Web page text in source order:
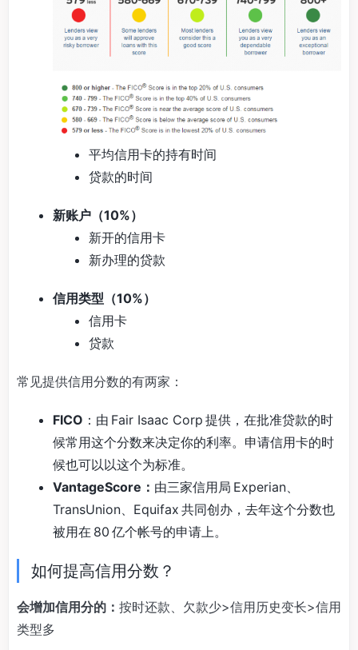
平均信用卡的持有时间
贷款的时间
新账户（10%）
新开的信用卡
新办理的贷款
信用类型（10%）
信用卡
贷款
常见提供信用分数的有两家：
FICO ：由 Fair Isaac Corp 提供，在批准贷款的时
候常用这个分数来决定你的利率。申请信用卡的时
候也可以以这个为标准。
VantageScore： 由三家信用局 Experian、
TransUnion、Equifax 共同创办，去年这个分数也
被用在 80 亿个帐号的申请上。
如何提高信用分数？
会增加信用分的： 按时还款、欠款少>信用历史变长>信用
类型多